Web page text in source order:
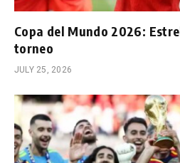
Copa del Mundo 2026:
torneo
JULY 25, 2026